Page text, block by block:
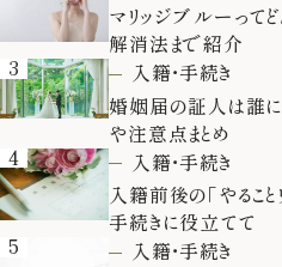
マリッジブルーって
解消法まで紹介
3
入籍・手続き
婚姻届の証人は誰に
や注意点まとめ
4
入籍・手続き
入籍前後の「やるこ
手続きに役立てて
5
入籍・手続き